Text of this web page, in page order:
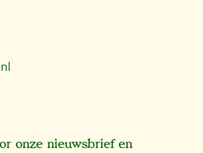
onze nieuwsbrief en